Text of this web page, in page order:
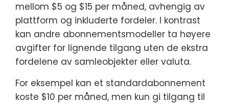
mellom $5 og $15 per måned, avhengig av
plattform og inkluderte fordeler. I kontrast
kan andre abonnementsmodeller ta høyere
avgifter for lignende tilgang uten de ekstra
fordelene av samleobjekter eller valuta.
For eksempel kan et standardabonnement
koste $10 per måned, men kun gi tilgang til